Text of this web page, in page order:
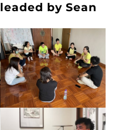
by Sean